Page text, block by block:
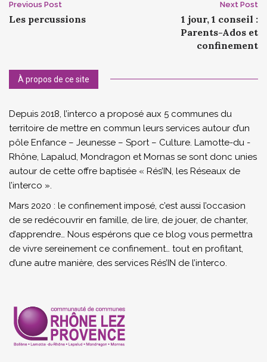
Post
navigation
Previous Post
Les percussions
Next Post
1 jour, 1 conseil :
Parents-Ados et
confinement
À propos de ce site
Depuis 2018, l’interco a proposé aux 5 communes du
territoire de mettre en commun leurs services autour d’un
pôle Enfance – Jeunesse – Sport – Culture. Lamotte-du -
Rhône, Lapalud, Mondragon et Mornas se sont donc unies
autour de cette offre baptisée « Rés’IN, les Réseaux de
l’interco ».
Mars 2020 : le confinement imposé, c’est aussi l’occasion
de se redécouvrir en famille, de lire, de jouer, de chanter,
d’apprendre… Nous espérons que ce blog vous permettra
de vivre sereinement ce confinement… tout en profitant,
d’une autre manière, des services Rés’IN de l’interco.